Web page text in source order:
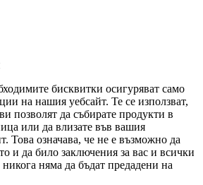
бисквитки осигуряват само
на нашия уебсайт. Те се използват,
позволят да събирате продукти в
или да влизате във вашия
Това означава, че не е възможно да
и да било заключения за вас и всички
няма да бъдат предадени на